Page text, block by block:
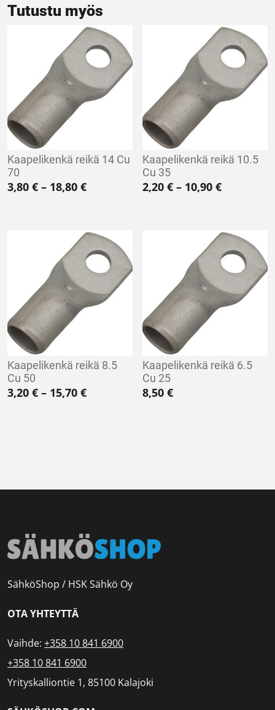
Tutustu myös
Kaapelikenkä reikä 14 Cu
70
3,80 € – 18,80 €Hintaluokka: 3,80 € - 18,80 €
Kaapelikenkä reikä 10.5
Cu 35
2,20€ – 10,90€
Kaapelikenkä reikä 8.5
Cu 50
3,20 € – 15,70 €Hintaluokka: 3,20 € - 15,70 €
Kaapelikenkä reikä 6.5
Cu 25
8,50€
SähköShop / HSK Sähkö Oy
OTA YHTEYTTÄ
Vaihde: +358 10 841 6900
+358 10 841 6900
Yrityskalliontie 1, 85100 Kalajoki